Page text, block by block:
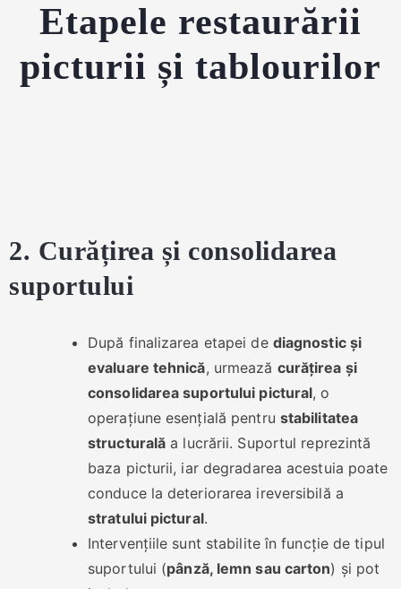
Etapele restaurării
picturii și tablourilor
2. Curățirea și consolidarea
suportului
După finalizarea etapei de diagnostic și
evaluare tehnică, urmează curățirea și
consolidarea suportului pictural, o
operațiune esențială pentru stabilitatea
structurală a lucrării. Suportul reprezintă
baza picturii, iar degradarea acestuia poate
conduce la deteriorarea ireversibilă a
stratului pictural.
Intervențiile sunt stabilite în funcție de tipul
suportului (pânză, lemn sau carton) și pot